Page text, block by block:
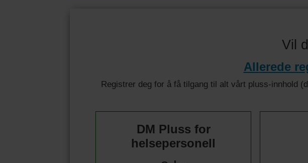
Vil
Allerede
Registrer deg for å få tilgang til alt vårt pluss-innhold
DM Pluss for
helsepersonell